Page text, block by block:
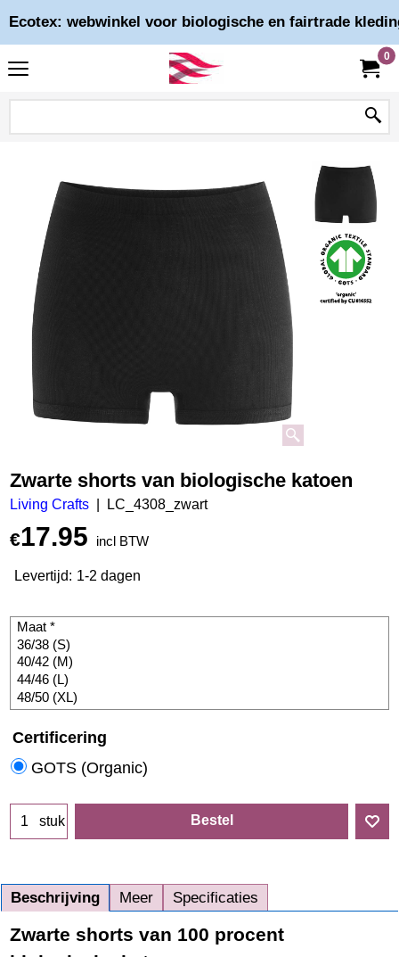
Ecotex: webwinkel voor biologische en fairtrade
0
Zwarte shorts van biologische katoen
Living Crafts LC_4308_zwart
€17.95 incl BTW
Levertijd: 1-2 dagen
Certificering
GOTS (Organic)
stuk Bestel
Beschrijving Meer Specificaties
Zwarte shorts van 100 procent